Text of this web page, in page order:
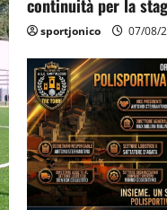
continuità per la
sportjonico 07/08/